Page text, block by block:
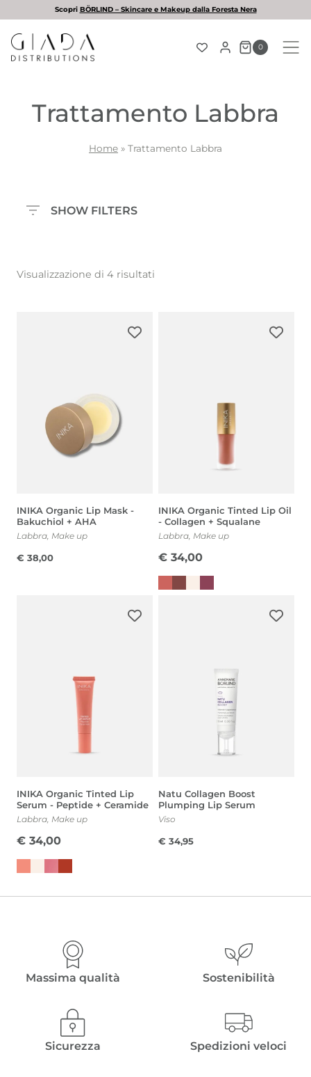
contenuto
L'estate è arrivata! Scopri la nostra selezione di
0
Trattamento Labbra
Home » Trattamento Labbra
SHOW FILTERS
Visualizzazione di 4 risultati
INIKA Organic Lip Mask -
Bakuchiol + AHA
Labbra, Make up
€ 38,00
INIKA Organic Tinted Lip Oil
- Collagen + Squalane
Labbra, Make up
€ 34,00
INIKA Organic Tinted Lip
Serum - Peptide + Ceramide
Labbra, Make up
€ 34,00
Natu Collagen Boost
Plumping Lip Serum
Viso
€ 34,95
Massima qualità Sostenibilità
Sicurezza Spedizioni veloci